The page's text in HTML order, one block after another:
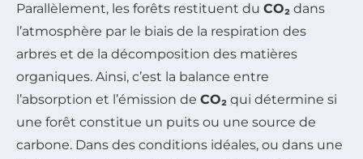
Parallèlement, les forêts restituent du CO₂ dans
l’atmosphère par le biais de la respiration des
arbres et de la décomposition des matières
organiques. Ainsi, c’est la balance entre
l’absorption et l’émission de CO₂ qui détermine si
une forêt constitue un puits ou une source de
carbone. Dans des conditions idéales, ou dans une